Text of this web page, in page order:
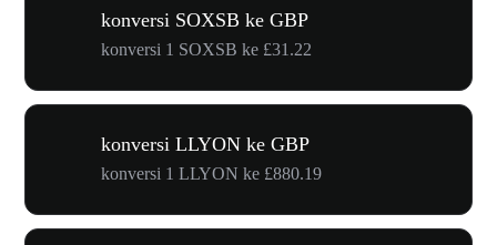
konversi SOXSB ke GBP
konversi 1 SOXSB ke £31.22
konversi LLYON ke GBP
konversi 1 LLYON ke £880.19